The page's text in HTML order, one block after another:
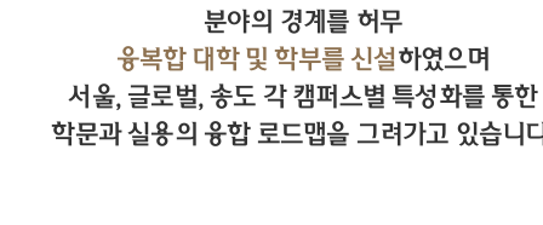
분야의 경계를 허무
융복합 대학 및 학부를 신설하였으며
서울, 글로벌, 송도 각 캠퍼스별 특성화를 통한
학문과 실용의 융합 로드맵을 그려가고 있습니